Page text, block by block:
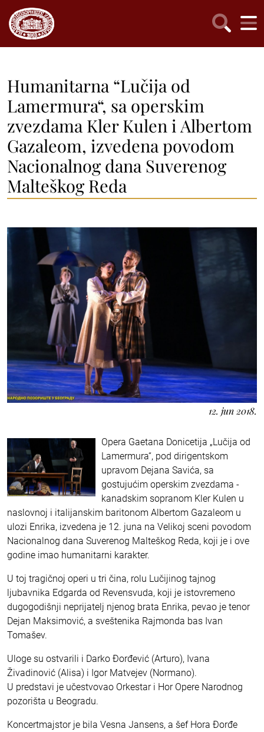
Humanitarna “Lučija od
Lamermura“, sa operskim
zvezdama Kler Kulen i Albertom
Gazaleom, izvedena povodom
Nacionalnog dana Suverenog
Malteškog Reda
12. jun 2018.
Opera Gaetana Donicetija „Lučija od
Lamermura“, pod dirigentskom
upravom Dejana Savića, sa
gostujućim operskim zvezdama -
kanadskim sopranom Kler Kulen u
naslovnoj i italijanskim baritonom Albertom Gazaleom u
ulozi Enrika, izvedena je 12. juna na Velikoj sceni povodom
Nacionalnog dana Suverenog Malteškog Reda, koji je i ove
godine imao humanitarni karakter.
U toj tragičnoj operi u tri čina, rolu Lučijinog tajnog
ljubavnika Edgarda od Revensvuda, koji je istovremeno
dugogodišnji neprijatelj njenog brata Enrika, pevao je tenor
Dejan Maksimović, a sveštenika Rajmonda bas Ivan
Tomašev.
Uloge su ostvarili i Darko Đorđević (Arturo), Ivana
Živadinović (Alisa) i Igor Matvejev (Normano).
U predstavi je učestvovao Orkestar i Hor Opere Narodnog
pozorišta u Beogradu.
Koncertmajstor je bila Vesna Jansens, a šef Hora Đorđe